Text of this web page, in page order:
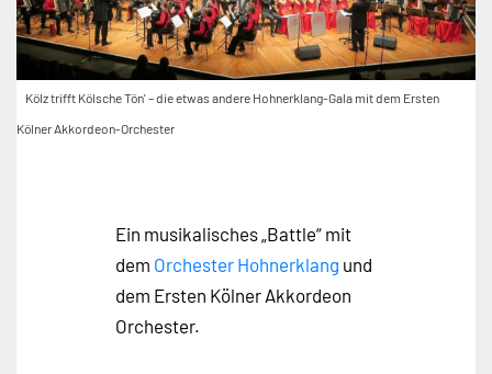
Kölz trifft Kölsche Tön' – die etwas andere Hohnerklang-Gala mit dem Ersten
Kölner Akkordeon-Orchester
Ein musikalisches „Battle“ mit
dem Orchester Hohnerklang und
dem Ersten Kölner Akkordeon
Orchester.